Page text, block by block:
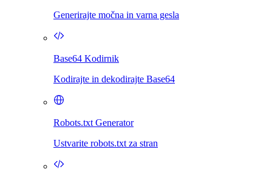
Generirajte močna in varna gesla
Base64 Kodirnik
Kodirajte in dekodirajte Base64
Robots.txt Generator
Ustvarite robots.txt za stran